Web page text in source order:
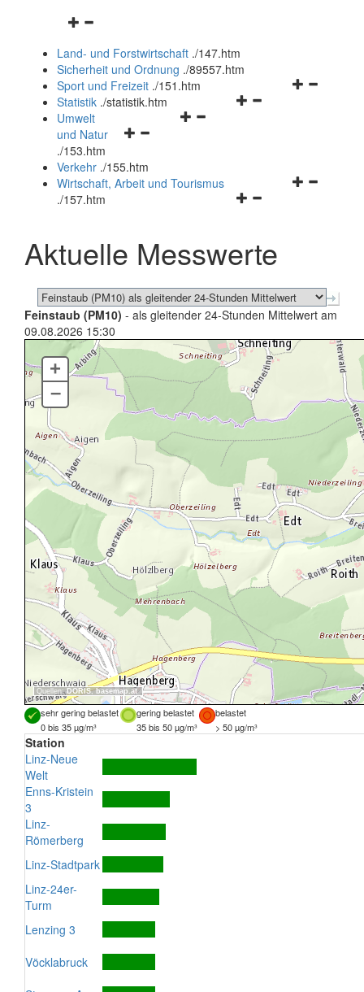
Navigationsmenü
und
schließen
Land- und Forstwirtschaft ./147.htm
Sicherheit und Ordnung ./89557.htm
Navigationsmenü
Sport und Freizeit ./151.htm
Navigationsmenü
Statistik ./statistik.htm
Navigationsmenü
und
schließen
Umwelt
und Natur
./153.htm
Verkehr ./155.htm
Navigationsmenü
schließen
Wirtschaft, Arbeit und Tourismus
./157.htm
Aktuelle Messwerte
Feinstaub (PM10) - als gleitender 24-Stunden Mittelwert am
09.08.2026 15:30
Quellen: DORIS,basemap.at
+
–
sehr gering belastet gering belastet
belastet
0 bis 35 µg/m³
35 bis 50 µg/m³ > 50 µg/m³
Station
Linz-Neue
Welt
Enns-Kristein
3
Linz-
Römerberg
Linz-Stadtpark
Linz-24er-
Turm
Lenzing 3
Vöcklabruck